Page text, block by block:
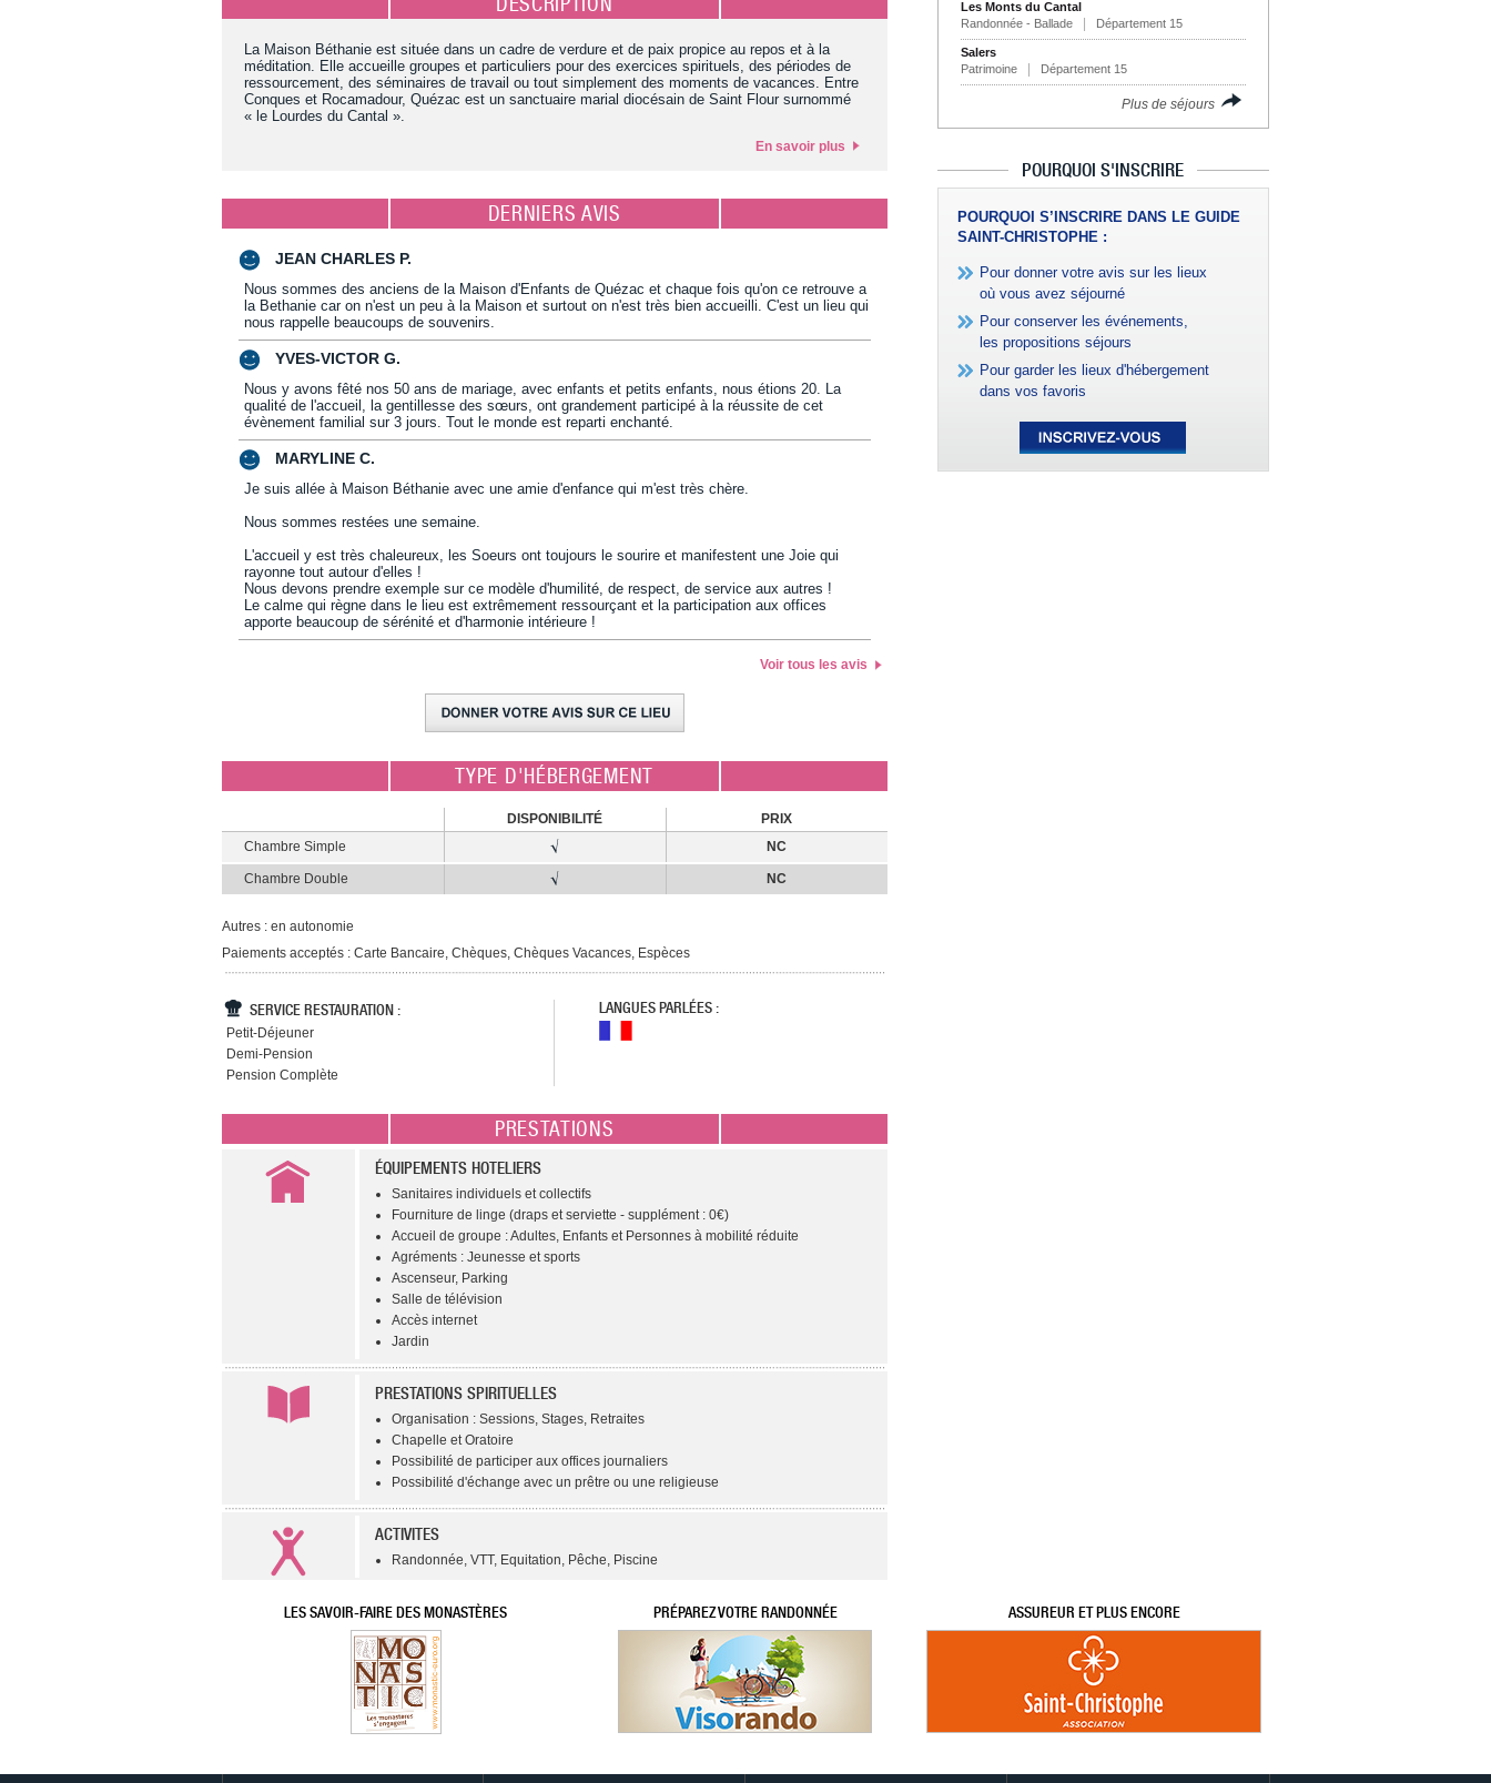
La Maison Béthanie est située dans un cadre de verdure et de paix propice au repos et à la
méditation. Elle accueille groupes et particuliers pour des exercices spirituels, des périodes de
ressourcement, des séminaires de travail ou tout simplement des moments de vacances. Entre
Conques et Rocamadour, Quézac est un sanctuaire marial diocésain de Saint Flour surnommé
« le Lourdes du Cantal ».
En savoir plus
DERNIERS AVIS
JEAN CHARLES P.
Nous sommes des anciens de la Maison d'Enfants de Quézac et chaque fois qu'on ce retrouve a
la Bethanie car on n'est un peu à la Maison et surtout on n'est très bien accueilli. C'est un lieu qui
nous rappelle beaucoups de souvenirs.
YVES-VICTOR G.
Nous y avons fêté nos 50 ans de mariage, avec enfants et petits enfants, nous étions 20. La
qualité de l'accueil, la gentillesse des sœurs, ont grandement participé à la réussite de cet
évènement familial sur 3 jours. Tout le monde est reparti enchanté.
MARYLINE C.
Je suis allée à Maison Béthanie avec une amie d'enfance qui m'est très chère.
Nous sommes restées une semaine.
L'accueil y est très chaleureux, les Soeurs ont toujours le sourire et manifestent une Joie qui
rayonne tout autour d'elles !
Nous devons prendre exemple sur ce modèle d'humilité, de respect, de service aux autres !
Le calme qui règne dans le lieu est extrêmement ressourçant et la participation aux offices
apporte beaucoup de sérénité et d'harmonie intérieure !
Voir tous les avis
TYPE D'HÉBERGEMENT
DISPONIBILITÉ
PRIX
Chambre Simple
NC
Chambre Double NC
Autres : en autonomie
Paiements acceptés : Carte Bancaire, Chèques, Chèques Vacances, Espèces
SERVICE RESTAURATION :
Petit-Déjeuner
Demi-Pension
Pension Complète
LANGUES PARLÉES :
PRESTATIONS
ÉQUIPEMENTS HOTELIERS
Sanitaires individuels et collectifs
Fourniture de linge (draps et serviette - supplément : 0€)
Accueil de groupe : Adultes, Enfants et Personnes à mobilité réduite
Agréments : Jeunesse et sports
Ascenseur, Parking
Salle de télévision
Accès internet
Jardin
PRESTATIONS SPIRITUELLES
Organisation : Sessions, Stages, Retraites
Chapelle et Oratoire
Possibilité de participer aux offices journaliers
Possibilité d'échange avec un prêtre ou une religieuse
ACTIVITES
Randonnée, VTT, Equitation, Pêche, Piscine
Les Monts du Cantal
Randonnée - Ballade
Département 15
Salers
Patrimoine
Département 15
Plus de séjours
POURQUOI S'INSCRIRE
POURQUOI S’INSCRIRE DANS LE GUIDE
SAINT-CHRISTOPHE :
Pour donner votre avis sur les lieux
où vous avez séjourné
Pour conserver les événements,
les propositions séjours
Pour garder les lieux d'hébergement
dans vos favoris
LES SAVOIR-FAIRE DES MONASTÈRES PRÉPAREZ VOTRE RANDONNÉE ASSUREUR ET PLUS ENCORE